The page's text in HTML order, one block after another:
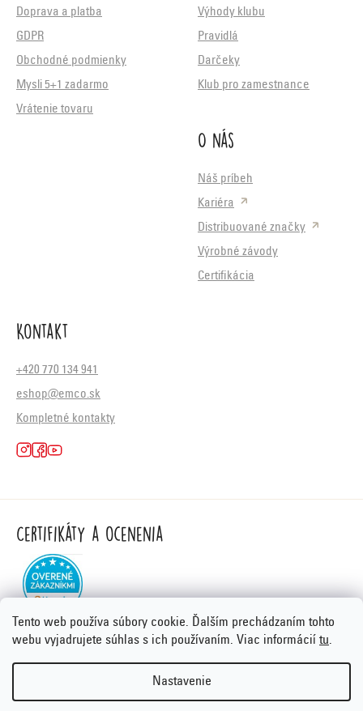
Tento web používa súbory cookie. Ďalším prechádzaním tohto
webu vyjadrujete súhlas s ich používaním. Viac informácií tu.
Nastavenie
Doprava a platba
GDPR
Obchodné podmienky
Mysli 5+1 zadarmo
Vrátenie tovaru
Výhody klubu
Pravidlá
Darčeky
Klub pro zamestnance
O nás
Náš príbeh
Kariéra
Distribuované značky
Výrobné závody
Certifikácia
Kontakt
+420 770 134 941
eshop@emco.sk
Kompletné kontakty
Certifikáty a ocenenia